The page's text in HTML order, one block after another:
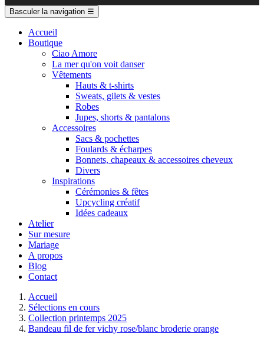
Basculer la navigation ☰
Accueil
Boutique
Ciao Amore
La mer qu'on voit danser
Vêtements
Hauts & t-shirts
Sweats, gilets & vestes
Robes
Jupes, shorts & pantalons
Accessoires
Sacs & pochettes
Foulards & écharpes
Bonnets, chapeaux & accessoires cheveux
Divers
Inspirations
Cérémonies & fêtes
Upcycling créatif
Idées cadeaux
Atelier
Sur mesure
Mariage
A propos
Blog
Contact
Accueil
Sélections en cours
Collection printemps 2025
Bandeau fil de fer vichy rose/blanc broderie orange